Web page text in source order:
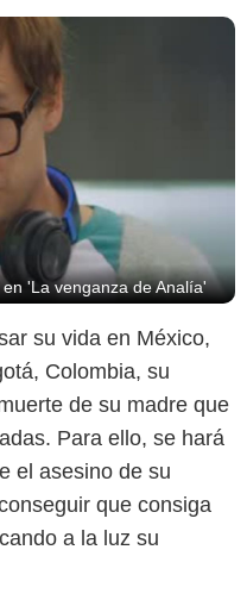
'La venganza de Analía'
su vida en México,
Colombia, su
de su madre que
Para ello, se hará
el asesino de su
que consiga
a la luz su